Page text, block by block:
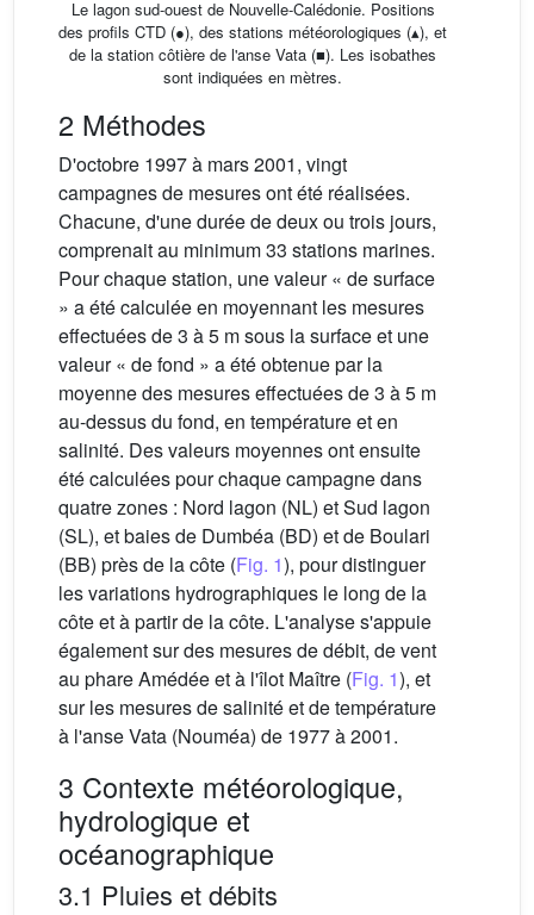
Le lagon sud-ouest de Nouvelle-Calédonie. Positions
des profils CTD (●), des stations météorologiques (▴), et
de la station côtière de l'anse Vata (■). Les isobathes
sont indiquées en mètres.
2 Méthodes
D'octobre 1997 à mars 2001, vingt
campagnes de mesures ont été réalisées.
Chacune, d'une durée de deux ou trois jours,
comprenait au minimum 33 stations marines.
Pour chaque station, une valeur « de surface
» a été calculée en moyennant les mesures
effectuées de 3 à 5 m sous la surface et une
valeur « de fond » a été obtenue par la
moyenne des mesures effectuées de 3 à 5 m
au-dessus du fond, en température et en
salinité. Des valeurs moyennes ont ensuite
été calculées pour chaque campagne dans
quatre zones : Nord lagon (NL) et Sud lagon
(SL), et baies de Dumbéa (BD) et de Boulari
(BB) près de la côte (Fig. 1), pour distinguer
les variations hydrographiques le long de la
côte et à partir de la côte. L'analyse s'appuie
également sur des mesures de débit, de vent
au phare Amédée et à l'îlot Maître (Fig. 1), et
sur les mesures de salinité et de température
à l'anse Vata (Nouméa) de 1977 à 2001.
3 Contexte météorologique,
hydrologique et
océanographique
3.1 Pluies et débits